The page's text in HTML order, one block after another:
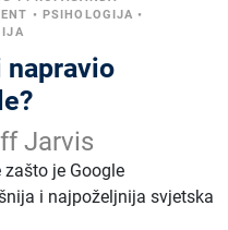
• PSIHOLOGIJA •
napravio
Jarvis
zašto je Google
i najpoželjnija svjetska